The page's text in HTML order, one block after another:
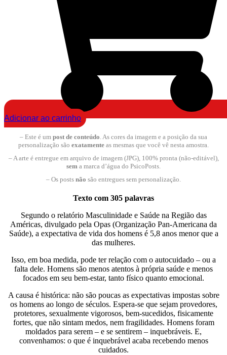
Adicionar ao carrinho
– Este é um post de conteúdo. As cores da imagem e a posição da sua
personalização são exatamente as mesmas que você vê nesta amostra.
– A arte é entregue em arquivo de imagem (JPG), 100% pronta (não-editável),
sem a marca d’água do PsicoPosts.
– Os posts não são entregues sem personalização.
Texto com 305 palavras
Segundo o relatório Masculinidade e Saúde na Região das
Américas, divulgado pela Opas (Organização Pan-Americana da
Saúde), a expectativa de vida dos homens é 5,8 anos menor que a
das mulheres.
Isso, em boa medida, pode ter relação com o autocuidado – ou a
falta dele. Homens são menos atentos à própria saúde e menos
focados em seu bem-estar, tanto físico quanto emocional.
A causa é histórica: não são poucas as expectativas impostas sobre
os homens ao longo de séculos. Espera-se que sejam provedores,
protetores, sexualmente vigorosos, bem-sucedidos, fisicamente
fortes, que não sintam medos, nem fragilidades. Homens foram
moldados para serem – e se sentirem – inquebráveis. E,
convenhamos: o que é inquebrável acaba recebendo menos
cuidados.